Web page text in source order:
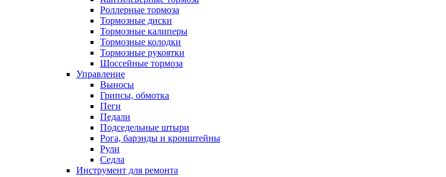
Роллерные тормоза
Тормозные диски
Тормозные калиперы
Тормозные колодки
Тормозные рукоятки
Шоссейные тормоза
Управление
Выносы
Грипсы, обмотка
Пеги
Педали
Подседельные штыри
Рога, барэнды и кронштейны
Рули
Седла
Инструмент для ремонта